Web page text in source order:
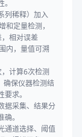
列稀释）加入
和定量检测，
相对误差
内，量值可溯
计算6次检测
确保仪器检测结
求。
据采集、结果分
。
通道选择、阈值